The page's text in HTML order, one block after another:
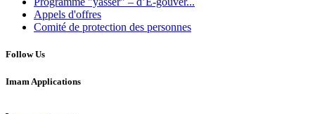
Appels d'offres
Comité de protection des personnes
Follow Us
Imam Applications